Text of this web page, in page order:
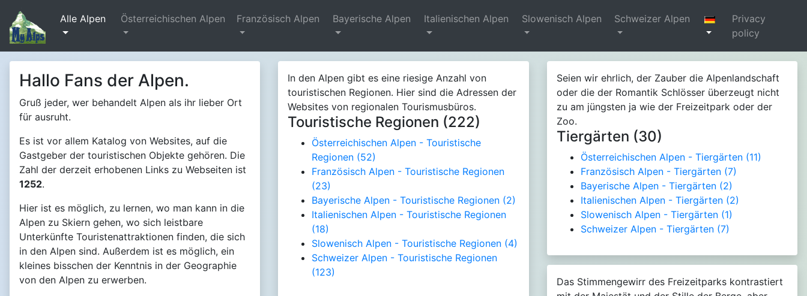
Alle Alpen Österreichischen Alpen Französisch Alpen Bayerische Alpen Italienischen Alpen Slowenisch Alpen Schweizer Alpen
Privacy
policy
Hallo Fans der Alpen.
Gruß jeder, wer behandelt Alpen als ihr lieber Ort
für ausruht.
Es ist vor allem Katalog von Websites, auf die
Gastgeber der touristischen Objekte gehören. Die
Zahl der derzeit erhobenen Links zu Webseiten ist
1252.
Hier ist es möglich, zu lernen, wo man kann in die
Alpen zu Skiern gehen, wo sich leistbare
Unterkünfte Touristenattraktionen finden, die sich
in den Alpen sind. Außerdem ist es möglich, ein
kleines bisschen der Kenntnis in der Geographie
von den Alpen zu erwerben.
In den Alpen gibt es eine riesige Anzahl von
touristischen Regionen. Hier sind die Adressen der
Websites von regionalen Tourismusbüros.
Touristische Regionen (222)
Österreichischen Alpen - Touristische
Regionen (52)
Französisch Alpen - Touristische Regionen
(23)
Bayerische Alpen - Touristische Regionen (2)
Italienischen Alpen - Touristische Regionen
(18)
Slowenisch Alpen - Touristische Regionen (4)
Schweizer Alpen - Touristische Regionen
(123)
Seien wir ehrlich, der Zauber die Alpenlandschaft
oder die der Romantik Schlösser überzeugt nicht
zu am jüngsten ja wie der Freizeitpark oder der
Zoo.
Tiergärten (30)
Österreichischen Alpen - Tiergärten(11)
Französisch Alpen - Tiergärten(7)
Bayerische Alpen - Tiergärten(2)
Italienischen Alpen - Tiergärten(2)
Slowenisch Alpen - Tiergärten(1)
Schweizer Alpen - Tiergärten(7)
Das Stimmengewirr des Freizeitparks kontrastiert